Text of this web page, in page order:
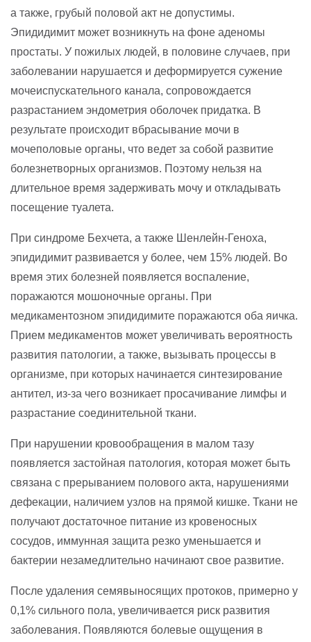
а также, грубый половой акт не допустимы.
Эпидидимит может возникнуть на фоне аденомы
простаты. У пожилых людей, в половине случаев, при
заболевании нарушается и деформируется сужение
мочеиспускательного канала, сопровождается
разрастанием эндометрия оболочек придатка. В
результате происходит вбрасывание мочи в
мочеполовые органы, что ведет за собой развитие
болезнетворных организмов. Поэтому нельзя на
длительное время задерживать мочу и откладывать
посещение туалета.
При синдроме Бехчета, а также Шенлейн-Геноха,
эпидидимит развивается у более, чем 15% людей. Во
время этих болезней появляется воспаление,
поражаются мошоночные органы. При
медикаментозном эпидидимите поражаются оба яичка.
Прием медикаментов может увеличивать вероятность
развития патологии, а также, вызывать процессы в
организме, при которых начинается синтезирование
антител, из-за чего возникает просачивание лимфы и
разрастание соединительной ткани.
При нарушении кровообращения в малом тазу
появляется застойная патология, которая может быть
связана с прерыванием полового акта, нарушениями
дефекации, наличием узлов на прямой кишке. Ткани не
получают достаточное питание из кровеносных
сосудов, иммунная защита резко уменьшается и
бактерии незамедлительно начинают свое развитие.
После удаления семявыносящих протоков, примерно у
0,1% сильного пола, увеличивается риск развития
заболевания. Появляются болевые ощущения в